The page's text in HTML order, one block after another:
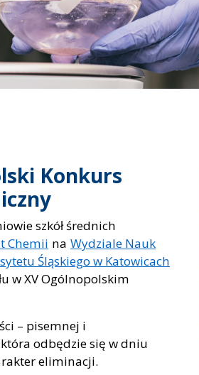
Konkurs
szkół średnich
Chemii na Wydziale Nauk
Śląskiego w Katowicach
w XV Ogólnopolskim
– pisemnej i
odbędzie się w dniu
eliminacji.